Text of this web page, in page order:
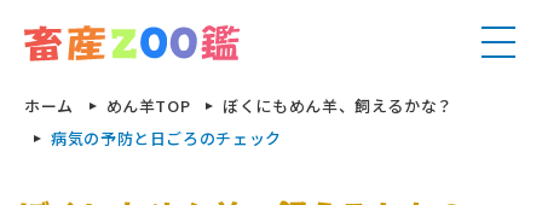
ホーム めん羊TOP
ぼくにもめん羊、飼えるかな？
病気の予防と日ごろのチェック